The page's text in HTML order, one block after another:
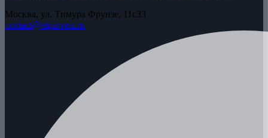
Москва, ул. Тимура Фрунзе, 11с33
contact@etpinvest.ru